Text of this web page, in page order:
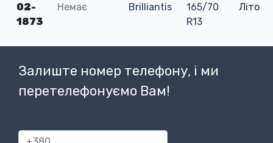
02-
1873
Немає Brilliantis
165/70
R13
Літо
Залиште номер телефону, і ми
перетелефонуємо Вам!
380